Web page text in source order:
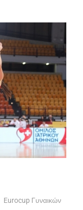
Eurocup Γυναικών